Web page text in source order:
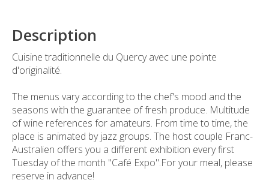
Description
Cuisine traditionnelle du Quercy avec une pointe
d'originalité.
The menus vary according to the chef's mood and the
seasons with the guarantee of fresh produce. Multitude
of wine references for amateurs. From time to time, the
place is animated by jazz groups. The host couple Franc-
Australien offers you a different exhibition every first
Tuesday of the month "Café Expo".For your meal, please
reserve in advance!